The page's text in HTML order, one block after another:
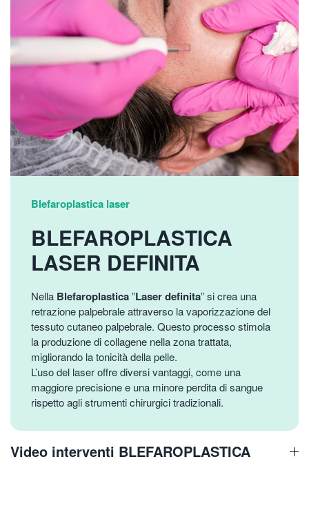
Blefaroplastica laser
BLEFAROPLASTICA
LASER DEFINITA
Nella Blefaroplastica”Laser definita” si crea una
retrazione palpebrale attraverso la vaporizzazione del
tessuto cutaneo palpebrale. Questo processo stimola
la produzione di collagene nella zona trattata,
migliorando la tonicità della pelle.
L’uso del laser offre diversi vantaggi, come una
maggiore precisione e una minore perdita di sangue
rispetto agli strumenti chirurgici tradizionali.
Video interventi BLEFAROPLASTICA